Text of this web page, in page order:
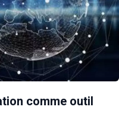
comme outil